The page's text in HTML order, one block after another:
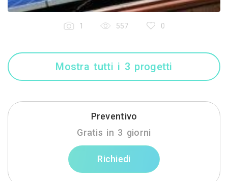
1 557 0
Mostra tutti i 3 progetti
Preventivo
Gratis in 3 giorni
Richiedi